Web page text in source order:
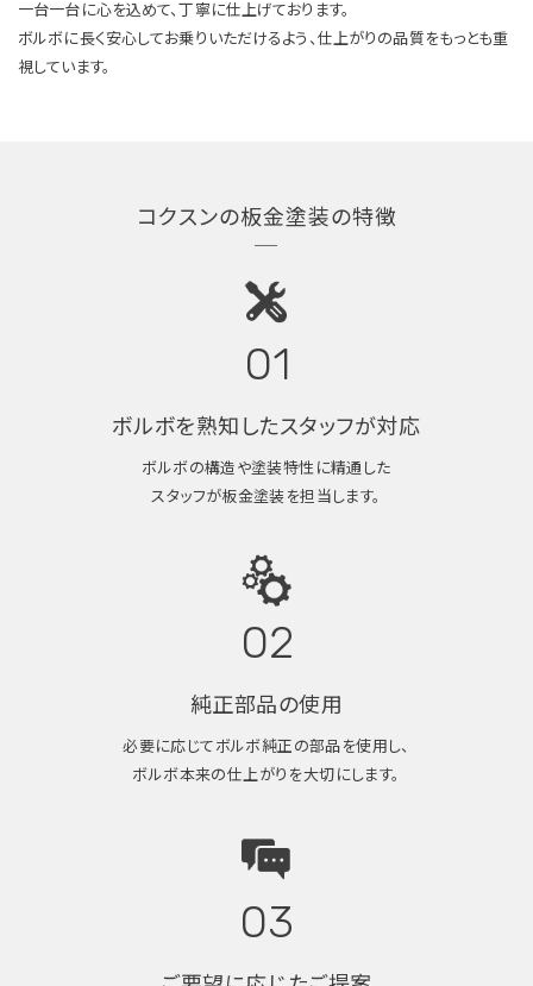
一台一台に心を込めて、丁寧に仕上げております。
ボルボに長く安心してお乗りいただけるよう、仕上がりの品質をもっとも重
視しています。
コクスンの板金塗装の特徴
01
ボルボを熟知したスタッフが対応
ボルボの構造や塗装特性に精通した
スタッフが板金塗装を担当します。
02
純正部品の使用
必要に応じてボルボ純正の部品を使用し、
ボルボ本来の仕上がりを大切にします。
03